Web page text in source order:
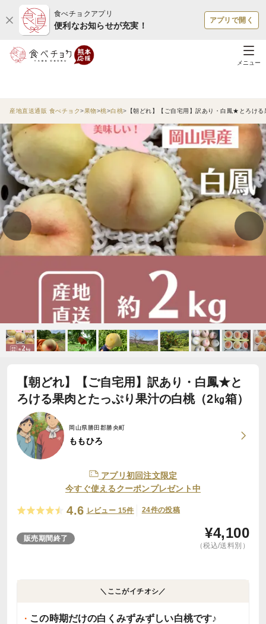
食べチョクアプリ
便利なお知らせが充実！
アプリで開く
メニュー
産地直送通販 食べチョク 果物 桃 白桃 【朝どれ】【ご自宅用】訳あり・白鳳★とろけ
【朝どれ】【ご自宅用】訳あり・白鳳★と
ろける果肉とたっぷり果汁の白桃（2㎏箱）
岡山県勝田郡勝央町
ももひろ
アプリ初回注文限定
今すぐ使えるクーポンプレゼント中
4.6 レビュー 15件 24件の投稿
販売期間終了 ¥4,100
（税込/送料別）
＼ここがイチオシ／
この時期だけの白くみずみずしい白桃です♪